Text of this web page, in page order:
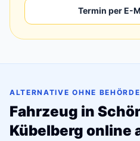
Termin per E-
ALTERNATIVE OHNE
Fahrzeug in
Kübelberg online